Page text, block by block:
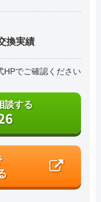
換実績
HPでご確認ください
談する